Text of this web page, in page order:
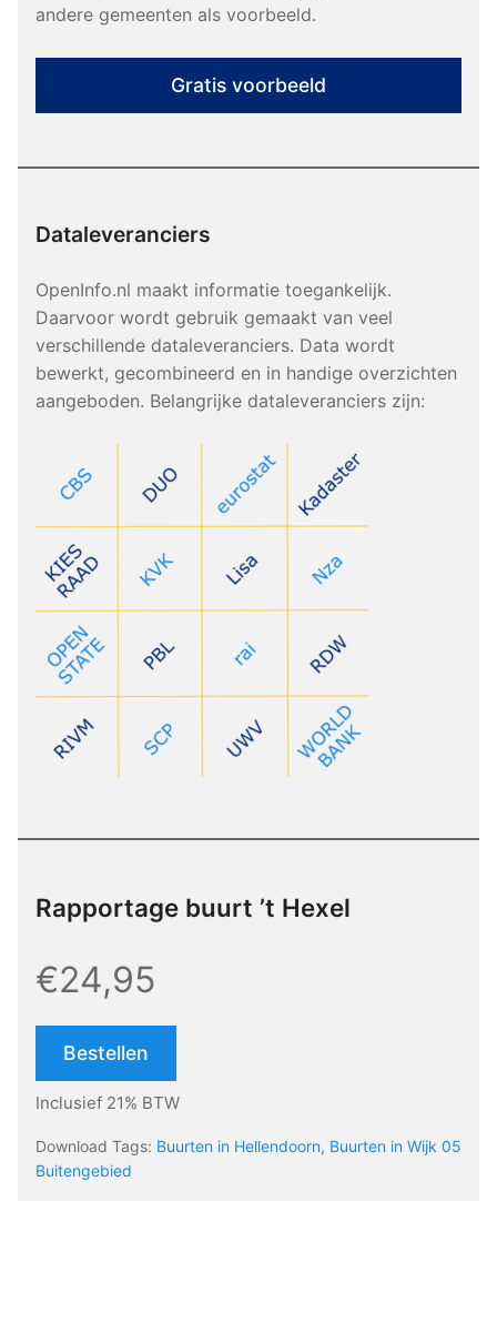
andere gemeenten als voorbeeld.
Gratis voorbeeld
Dataleveranciers
OpenInfo.nl maakt informatie toegankelijk.
Daarvoor wordt gebruik gemaakt van veel
verschillende dataleveranciers. Data wordt
bewerkt, gecombineerd en in handige overzichten
aangeboden. Belangrijke dataleveranciers zijn:
Rapportage buurt ’t Hexel
€24,95
Bestellen
Inclusief 21% BTW
Download Tags: Buurten in Hellendoorn, Buurten in Wijk 05
Buitengebied